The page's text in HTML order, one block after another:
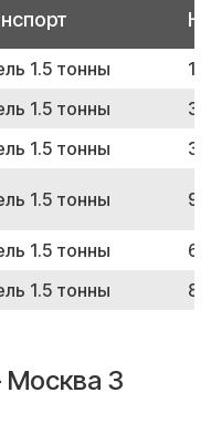
1.5 тонны
1.5 тонны
1.5 тонны
1.5 тонны
1.5 тонны
1.5 тонны
Москва 3